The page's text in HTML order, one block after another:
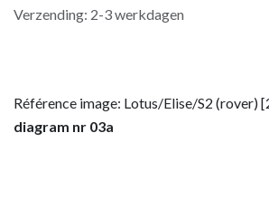
Verzending: 2-3 werkdagen
Référence image: Lotus/Elise/S2 (rover)
diagram nr 03a